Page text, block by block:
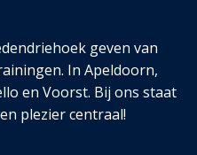
geven van
In Apeldoorn,
en Voorst. Bij ons staat
plezier centraal!